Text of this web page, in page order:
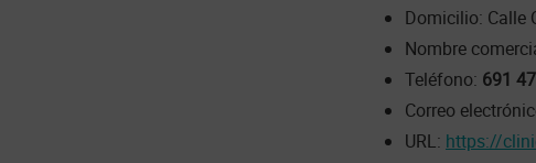
Domicilio: Calle
Nombre
Teléfono: 691
Correo
URL: https://